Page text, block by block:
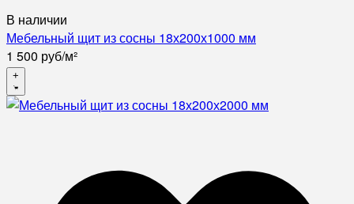
В наличии
Мебельный щит из сосны 18х200х1000 мм
1 500 руб/м²
+